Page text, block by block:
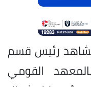
رئيس قسم
القومي